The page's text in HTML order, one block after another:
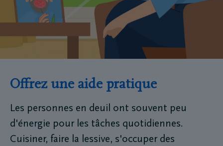
Offrez une aide pratique
Les personnes en deuil ont souvent peu
d'énergie pour les tâches quotidiennes.
Cuisiner, faire la lessive, s'occuper des